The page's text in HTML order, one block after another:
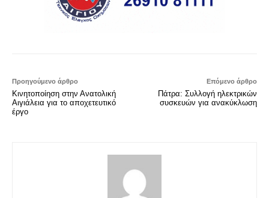
Προηγούμενο άρθρο
Κινητοποίηση στην Ανατολική
Αιγιάλεια για το αποχετευτικό
έργο
Επόμενο άρθρο
Πάτρα: Συλλογή ηλεκτρικών
συσκευών για ανακύκλωση